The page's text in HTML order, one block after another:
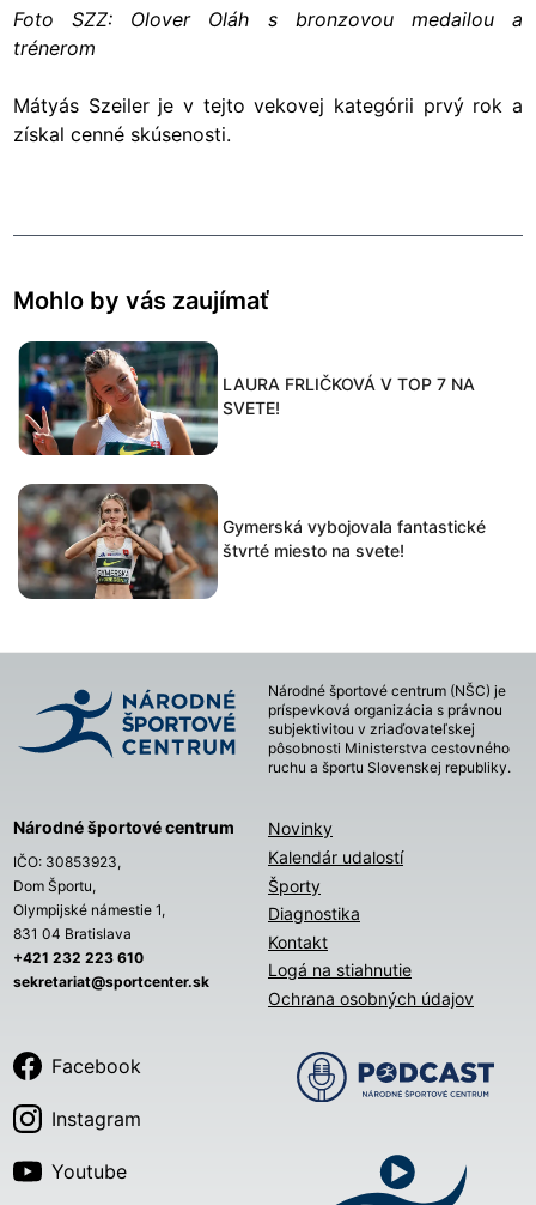
Foto SZZ: Olover Oláh s bronzovou medailou a
trénerom
Mátyás Szeiler je v tejto vekovej kategórii prvý rok a
získal cenné skúsenosti.
Mohlo by vás zaujímať
LAURA FRLIČKOVÁ V TOP 7 NA
SVETE!
Gymerská vybojovala fantastické
štvrté miesto na svete!
Národné športové centrum (NŠC) je
príspevková organizácia s právnou
subjektivitou v zriaďovateľskej
pôsobnosti Ministerstva cestovného
ruchu a športu Slovenskej republiky.
Národné športové centrum
IČO: 30853923,
Dom Športu,
Olympijské námestie 1,
831 04 Bratislava
+421 232 223 610
sekretariat@sportcenter.sk
Novinky
Kalendár udalostí
Športy
Diagnostika
Kontakt
Logá na stiahnutie
Ochrana osobných údajov
Facebook
Instagram
Youtube